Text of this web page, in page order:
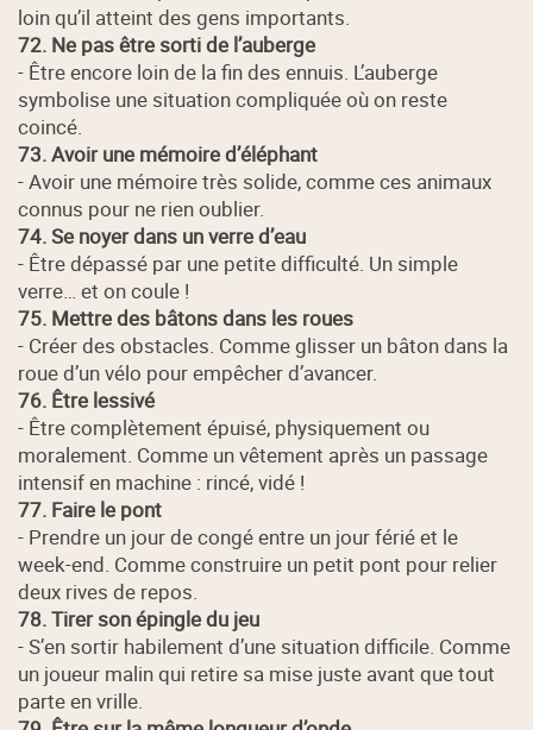
loin qu’il atteint des gens importants.
72. Ne pas être sorti de l’auberge
- Être encore loin de la fin des ennuis. L’auberge
symbolise une situation compliquée où on reste
coincé.
73. Avoir une mémoire d’éléphant
- Avoir une mémoire très solide, comme ces animaux
connus pour ne rien oublier.
74. Se noyer dans un verre d’eau
- Être dépassé par une petite difficulté. Un simple
verre… et on coule !
75. Mettre des bâtons dans les roues
- Créer des obstacles. Comme glisser un bâton dans la
roue d’un vélo pour empêcher d’avancer.
76. Être lessivé
- Être complètement épuisé, physiquement ou
moralement. Comme un vêtement après un passage
intensif en machine : rincé, vidé !
77. Faire le pont
- Prendre un jour de congé entre un jour férié et le
week-end. Comme construire un petit pont pour relier
deux rives de repos.
78. Tirer son épingle du jeu
- S’en sortir habilement d’une situation difficile. Comme
un joueur malin qui retire sa mise juste avant que tout
parte en vrille.